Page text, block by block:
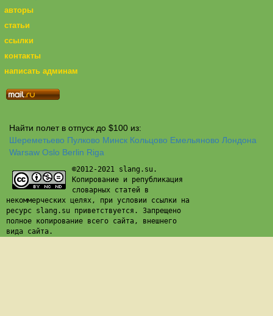
авторы
статьи
ссылки
контакты
написать админам
Найти полет в отпуск до $100 из:
Шереметьево Пулково Минск Кольцово Емельяново Лондона
Warsaw Oslo Berlin Riga
©2012-2021 slang.su.
Копирование и републикация
словарных статей в
некоммерческих целях, при условии ссылки на
ресурс slang.su приветствуется. Запрещено
полное копирование всего сайта, внешнего
вида сайта.